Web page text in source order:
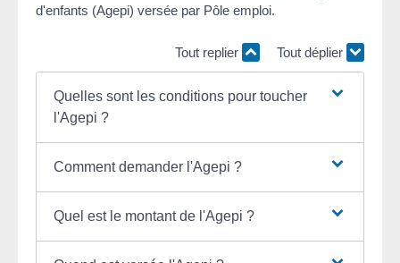
d'enfants (Agepi) versée par Pôle emploi.
Tout replier Tout déplier
Quelles sont les conditions pour toucher
l'Agepi ?
Comment demander l'Agepi ?
Quel est le montant de l'Agepi ?